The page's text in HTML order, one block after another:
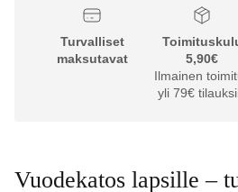
Turvalliset
maksutavat
5,90€
Ilmainen
yli 79€
Vuodekatos lapsille –